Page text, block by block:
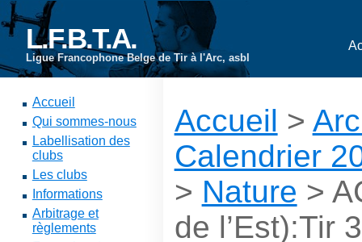
L.F.B.T.A.
Ligue Francophone Belge de Tir à l'Arc, asbl
Accueil
Qui sommes-nous
Labellisation des
clubs
Les clubs
Informations
Arbitrage et
règlements
Accueil >
Calendrier
> Nature >
de l’Est):Tir